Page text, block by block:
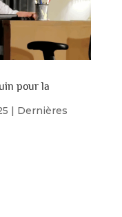
pour la
Dernières